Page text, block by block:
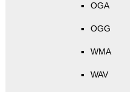
OGA
OGG
WMA
WAV